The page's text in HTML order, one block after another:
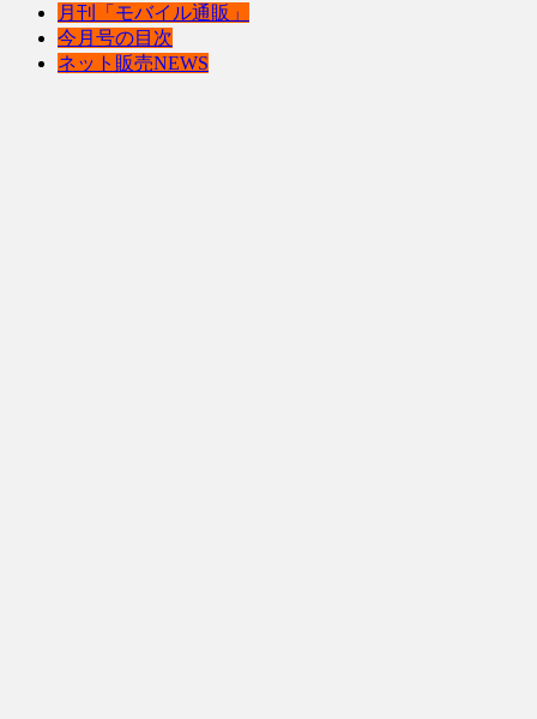
月刊「モバイル通販」
今月号の目次
ネット販売NEWS